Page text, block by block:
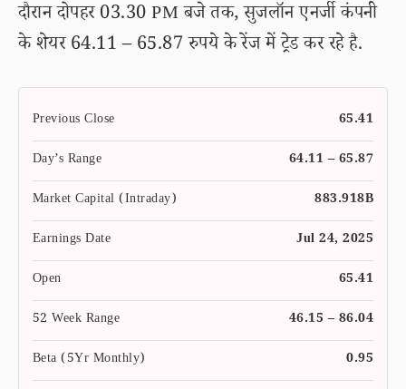
दौरान दोपहर 03.30 PM बजे तक, सुजलॉन एनर्जी कंपनी
के शेयर 64.11 – 65.87 रुपये के रेंज में ट्रेड कर रहे है.
Previous Close
65.41
Day’s Range
64.11 – 65.87
Market Capital (Intraday)
883.918B
Earnings Date
Jul 24, 2025
Open
65.41
52 Week Range
46.15 – 86.04
Beta (5Yr Monthly)
0.95